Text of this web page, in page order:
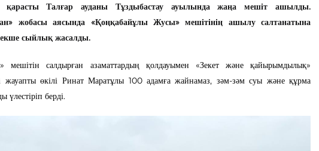
Талғар ауданы Тұздыбастау ауылында жаңа мешіт ашылды.
жобасы аясында «Қоңқабайұлы Жусы» мешітінің ашылу салтанатына
сыйлық жасалды.
мешітін салдырған азаматтардың қолдауымен «Зекет және қайырымдылық»
жауапты өкілі Ринат Маратұлы 100 адамға жайнамаз, зәм-зәм суы және құрма
үлестіріп берді.